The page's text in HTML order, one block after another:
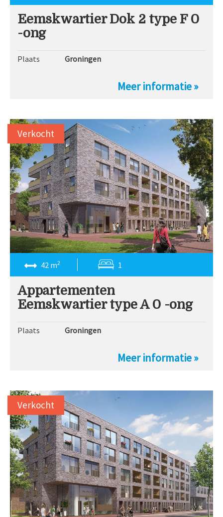
Eemskwartier Dok 2 type F 0
-ong
Plaats Groningen
Meer informatie »
42 m2 1
Appartementen
Eemskwartier type A 0 -ong
Plaats Groningen
Meer informatie »
Verkocht
Verkocht